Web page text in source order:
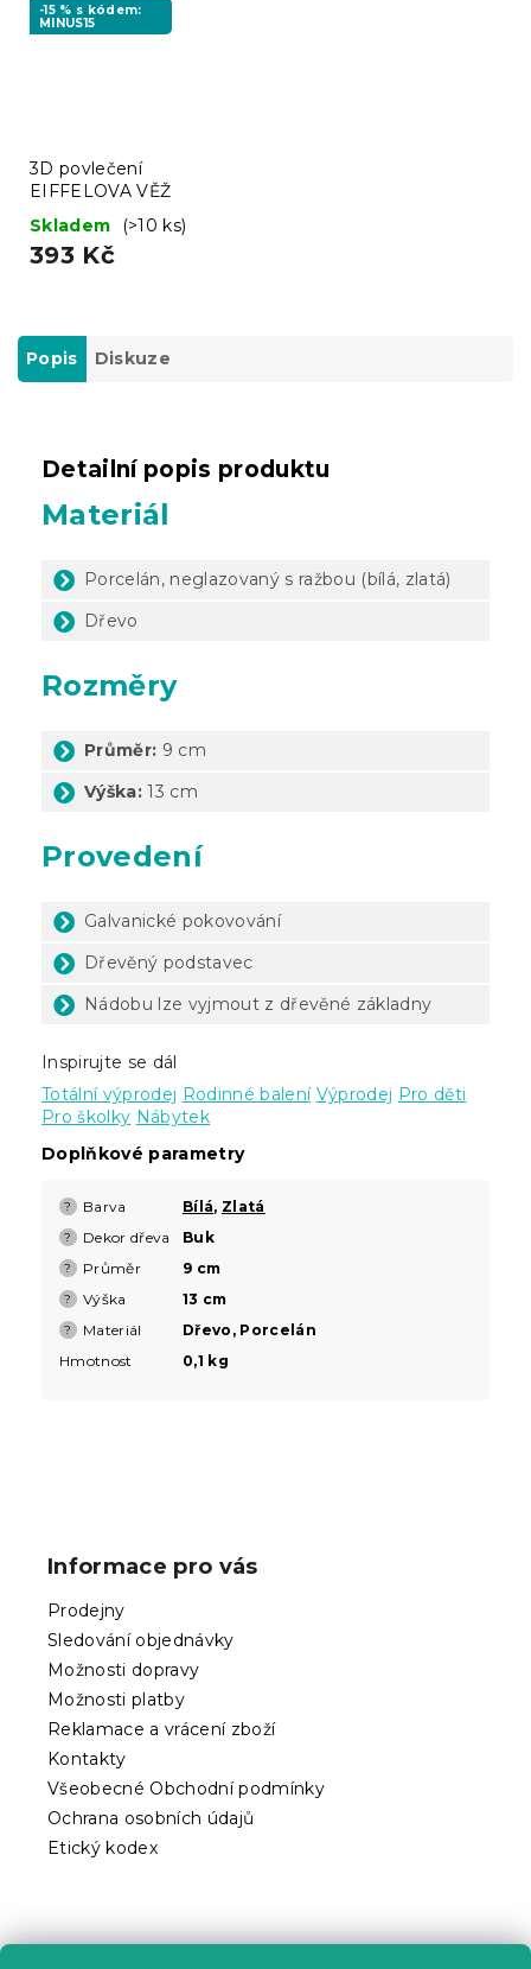
-15 % s kódem:
MINUS15
3D povlečení
EIFFELOVA VĚŽ
Skladem
(>10 ks)
393 Kč
Popis Diskuze
Detailní popis produktu
Materiál
Porcelán, neglazovaný s ražbou (bílá, zlatá)
Dřevo
Rozměry
Průměr: 9 cm
Výška: 13 cm
Provedení
Galvanické pokovování
Dřevěný podstavec
Nádobu lze vyjmout z dřevěné základny
Inspirujte se dál
Totální výprodej Rodinné balení Výprodej Pro děti
Pro školky Nábytek
Doplňkové parametry
? Barva Bílá, Zlatá
? Dekor dřeva Buk
? Průměr 9 cm
? Výška 13 cm
? Materiál
Dřevo, Porcelán
Hmotnost
0,1 kg
Informace pro vás
Prodejny
Sledování objednávky
Možnosti dopravy
Možnosti platby
Reklamace a vrácení zboží
Kontakty
Všeobecné Obchodní podmínky
Ochrana osobních údajů
Etický kodex